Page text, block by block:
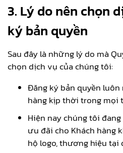
3. Lý do nên chọn
ký bản quyền
Sau đây là những lý do mà
chọn dịch vụ của chúng tôi:
Đăng ký bản quyền
hàng kịp thời trong mọi
Hiện nay chúng tôi
ưu đãi cho Khách hàng
hộ logo, thương hiệu tại